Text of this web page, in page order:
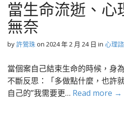
當生命流逝、心
無奈
by許鶯珠on 2024 年 2 月 24 日 in 心理
當個案自己結束生命的時候，身
不斷反思：「多做點什麼，也許
自己的”我需要更… Read more →